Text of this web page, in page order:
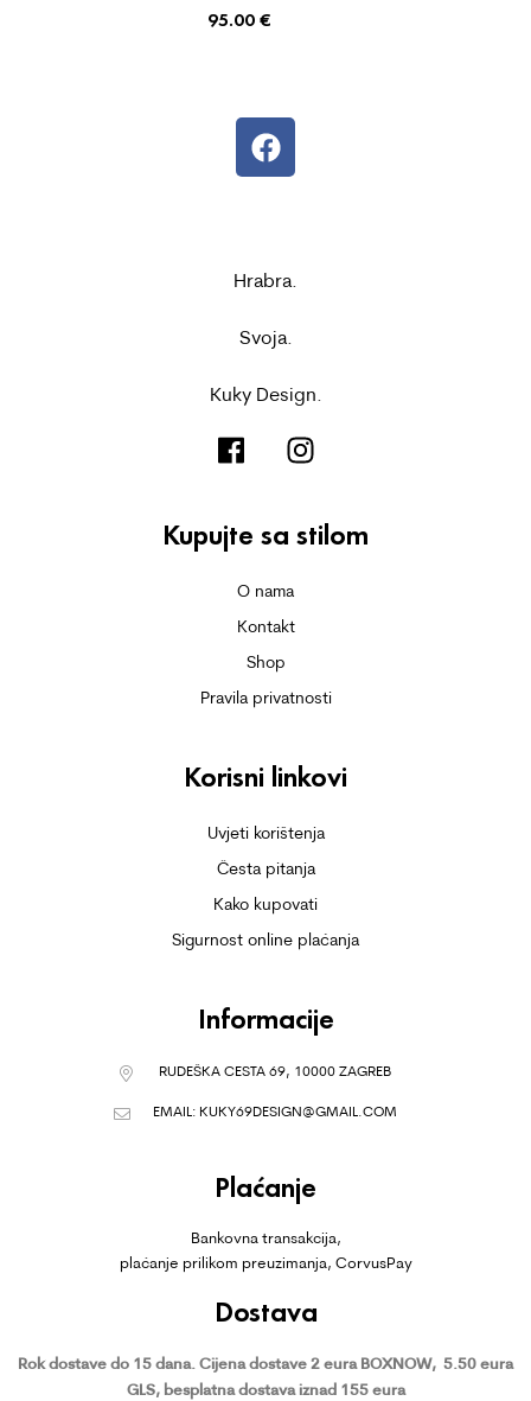
95.00 €
Hrabra.
Svoja.
Kuky Design.
Kupujte sa stilom
O nama
Kontakt
Shop
Pravila privatnosti
Korisni linkovi
Uvjeti korištenja
Česta pitanja
Kako kupovati
Sigurnost online plaćanja
Informacije
RUDEŠKA CESTA 69, 10000 ZAGREB
EMAIL: KUKY69DESIGN@GMAIL.COM
Plaćanje
Bankovna transakcija,
plaćanje prilikom preuzimanja, CorvusPay
Dostava
Rok dostave do 15 dana. Cijena dostave 2 eura BOXNOW, 5.50 eura
GLS, besplatna dostava iznad 155 eura